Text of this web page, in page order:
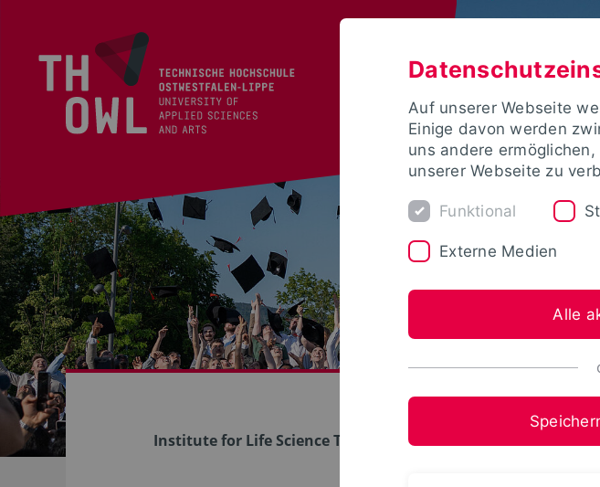
Institute for Life Science Technologies
Auf unserer Webseite
Einige davon werden
uns andere
unserer Webseite zu
Funktional
Externe Medien
Alle